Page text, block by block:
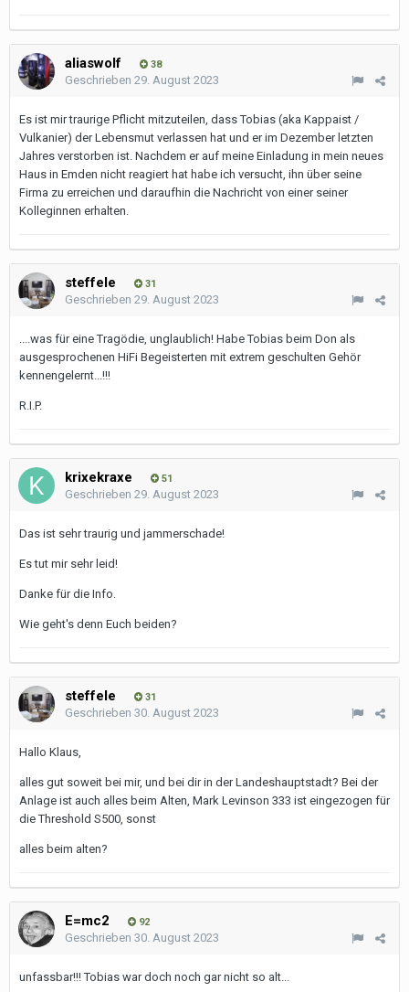
aliaswolf 38
Geschrieben 29. August 2023
Es ist mir traurige Pflicht mitzuteilen, dass Tobias (aka Kappaist /
Vulkanier) der Lebensmut verlassen hat und er im Dezember letzten
Jahres verstorben ist. Nachdem er auf meine Einladung in mein neues
Haus in Emden nicht reagiert hat habe ich versucht, ihn über seine
Firma zu erreichen und daraufhin die Nachricht von einer seiner
Kolleginnen erhalten.
steffele 31
Geschrieben 29. August 2023
....was für eine Tragödie, unglaublich! Habe Tobias beim Don als
ausgesprochenen HiFi Begeisterten mit extrem geschulten Gehör
kennengelernt...!!!
R.I.P.
krixekraxe 51
Geschrieben 29. August 2023
Das ist sehr traurig und jammerschade!
Es tut mir sehr leid!
Danke für die Info.
Wie geht's denn Euch beiden?
steffele 31
Geschrieben 30. August 2023
Hallo Klaus,
alles gut soweit bei mir, und bei dir in der Landeshauptstadt? Bei der
Anlage ist auch alles beim Alten, Mark Levinson 333 ist eingezogen für
die Threshold S500, sonst
alles beim alten?
E=mc2 92
Geschrieben 30. August 2023
unfassbar!!! Tobias war doch noch gar nicht so alt...